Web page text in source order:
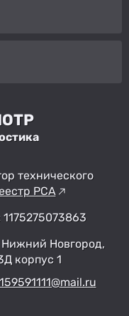
технического
РСА
Нижний Новгород,
корпус 1